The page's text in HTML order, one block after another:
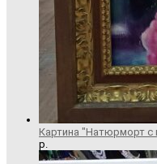
Картина "Натюрморт с
р.